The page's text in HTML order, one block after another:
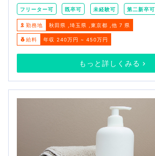
フリーター可 既卒可 未経験可 第二新卒可
勤務地 秋田県 埼玉県 東京都 他 7 県
給料 年収 240万円 ~ 450万円
もっと詳しくみる